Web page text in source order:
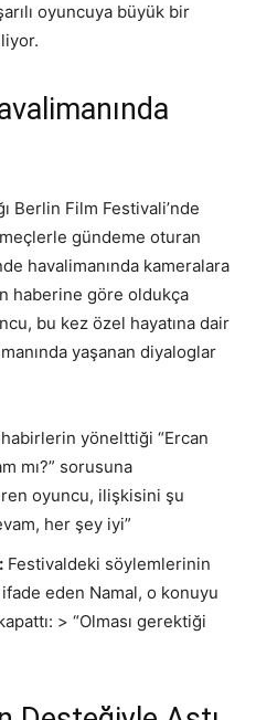
oyuncuya büyük bir
Berlin Film Festivali’nde
gündeme oturan
havalimanında kameralara
haberine göre oldukça
bu kez özel hayatına dair
yaşanan diyaloglar
yönelttiği “Ercan
mı?” sorusuna
oyuncu, ilişkisini şu
her şey iyi”
Festivaldeki söylemlerinin
eden Namal, o konuyu
> “Olması gerektiği